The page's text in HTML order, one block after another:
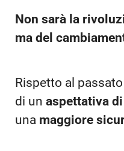
Non sarà la
ma del
Rispetto al
di un aspettativa
una maggiore